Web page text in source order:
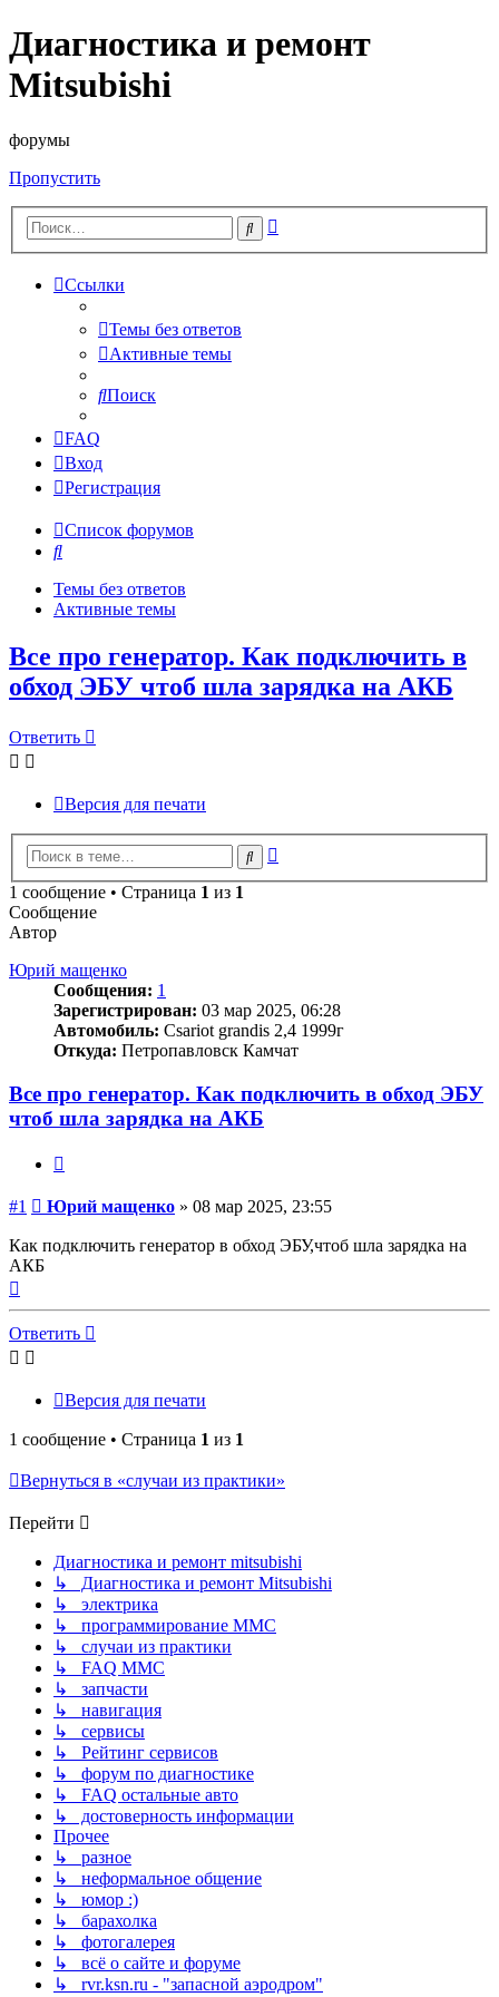
Диагностика и ремонт
Mitsubishi
форумы
Пропустить
Поиск
Ссылки
Темы без ответов
Активные темы
Поиск
FAQ
Вход
Регистрация
Список форумов
Поиск
Темы без ответов
Активные темы
Все про генератор. Как подключить в
обход ЭБУ чтоб шла зарядка на АКБ
Ответить
Версия для печати
Поиск
1 сообщение • Страница 1 из 1
Сообщение
Автор
Юрий мащенко
Сообщения: 1
Зарегистрирован: 03 мар 2025, 06:28
Автомобиль: Csariot grandis 2,4 1999г
Откуда: Петропавловск Камчат
Все про генератор. Как подключить в обход ЭБУ
чтоб шла зарядка на АКБ
#1 Сообщение
Юрий мащенко » 08 мар 2025, 23:55
Как подключить генератор в обход ЭБУ,чтоб шла зарядка на
АКБ
началу
Ответить
Версия для печати
1 сообщение • Страница 1 из 1
Вернуться в «случаи из практики»
Перейти
Диагностика и ремонт mitsubishi
↳ Диагностика и ремонт Mitsubishi
↳ электрика
↳ программирование MMC
↳ случаи из практики
↳ FAQ MMC
↳ запчасти
↳ навигация
↳ сервисы
↳ Рейтинг сервисов
↳ форум по диагностике
↳ FAQ остальные авто
↳ достоверность информации
Прочее
↳ разное
↳ неформальное общение
↳ юмор :)
↳ барахолка
↳ фотогалерея
↳ всё о сайте и форуме
↳ rvr.ksn.ru - "запасной аэродром"